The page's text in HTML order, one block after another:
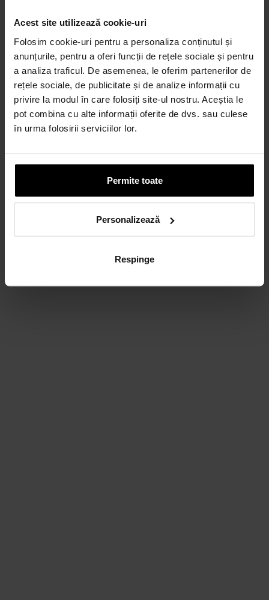
Acest site utilizează cookie-uri
Folosim cookie-uri pentru a personaliza conținutul și
anunțurile, pentru a oferi funcții de rețele sociale și pentru
a analiza traficul. De asemenea, le oferim partenerilor de
rețele sociale, de publicitate și de analize informații cu
privire la modul în care folosiți site-ul nostru. Aceștia le
pot combina cu alte informații oferite de dvs. sau culese
în urma folosirii serviciilor lor.
Permite toate
Personalizează
Respinge
Consumer Financing IF.N. S.A.
CALCULEAZĂ RATA
Credit 100% Online prin TBI
CALCULEAZĂ RATA
CARD AVANTAJ
Obține un card